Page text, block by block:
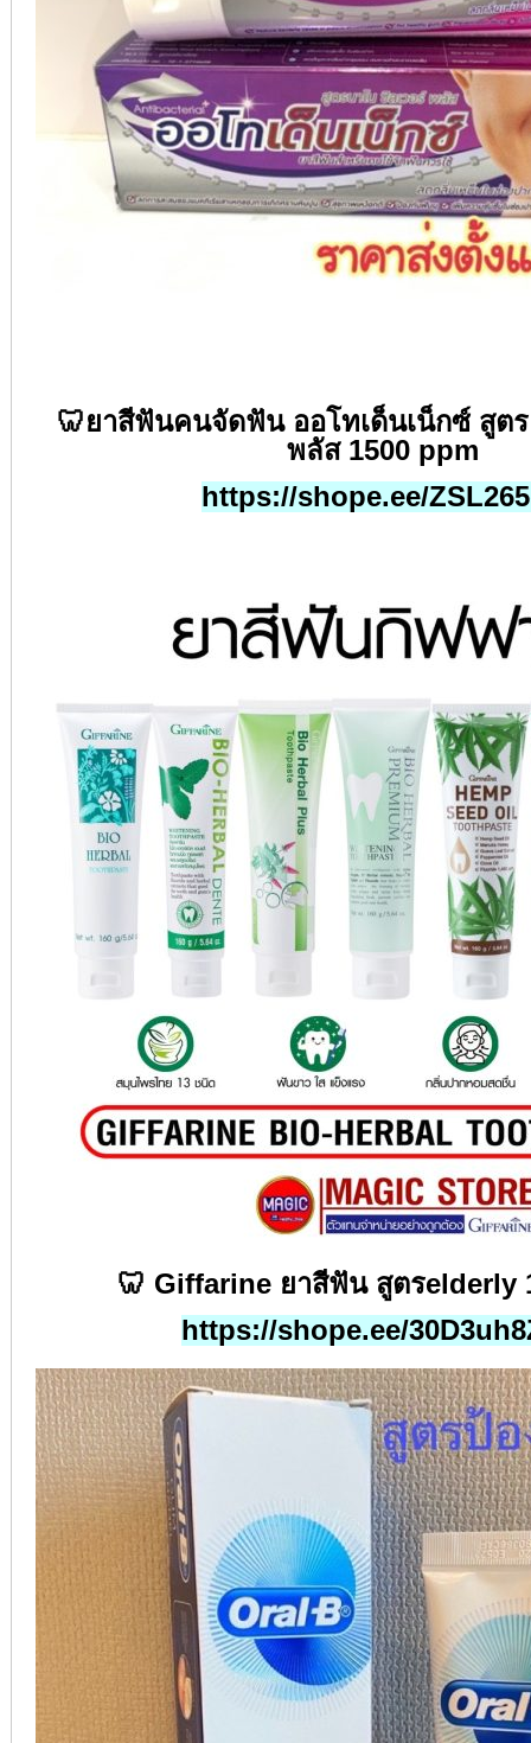
🦷ยาสีฟันคนจัดฟัน ออโทเด็นเน็กซ์ สูต
พลัส1500 ppm
https://shope.ee/
🦷 Giffarine ยาสีฟัน สูตรelderly
https://shope.ee/